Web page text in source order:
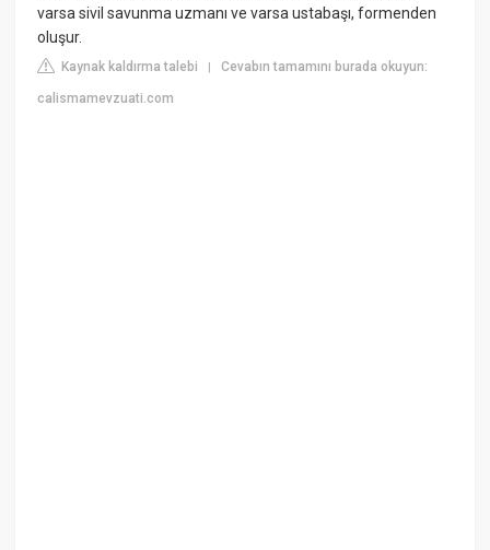
varsa sivil savunma uzmanı ve varsa ustabaşı, formenden
oluşur.
Kaynak kaldırma talebi |Cevabın tamamını burada okuyun:
calismamevzuati.com